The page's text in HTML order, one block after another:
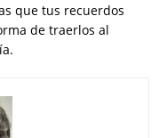
que tus recuerdos
de traerlos al